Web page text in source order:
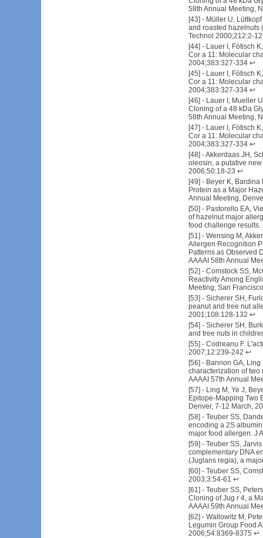
58th Annual Meeting,
[43] - Müller U,
and roasted hazelnuts
Technol 2000;212:2-12
[44] - Lauer I, Fötisch
Cor a 11: Molecular
2004;383:327-334 ↩
[45] - Lauer I, Fötisch
Cor a 11: Molecular
2004;383:327-334 ↩
[46] - Lauer I, Mueller
Cloning of a 48 kDa
58th Annual Meeting,
[47] - Lauer I, Fötisch
Cor a 11: Molecular
2004;383:327-334 ↩
[48] -Akkerdaas JH,
oleosin, a putative
2006;50:18-23 ↩
[49] - Beyer K, Bardina
Protein as a Major
Annual Meeting,
[50] - Pastorello EA,
of hazelnut major
food challenge
[51] - Wensing M,
Allergen Recognition
Patterns as Observed
AAAAI 58th Annual
[52] - Comstock SS,
Reactivity Among
Meeting, San
[53] - Sicherer SH,
peanut and tree nut
2001;108:128-132 ↩
[54] - Sicherer SH,
and tree nuts in
[55] - Codreanu F.
2007;12:239-242 ↩
[56] - Bannon GA,
characterization of two
AAAAI 57th Annual
[57] - Ling M, Ye J,
Epitope-Mapping Two
Denver, 7-12 March,
[58] - Teuber SS,
encoding a 2S
major food allergen. J
[59] - Teuber SS,
complementary DNA
(Juglans regia), a
[60] - Teuber SS,
2003;3:54-61 ↩
[61] - Teuber SS,
Cloning of Jug r 4, a
AAAAI 59th Annual
[62] - Wallowitz M,
Legumin Group Food
2006;54:8369-8375 ↩